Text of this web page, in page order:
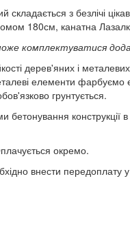
складається з безлічі
180см, канатна
комплектуватися
дерев'яних і
елементи
грунтується.
конструкції
окремо.
внести передоплату у